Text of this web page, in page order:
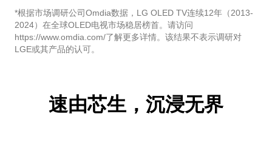
*根据市场调研公司Omdia数据，LG OLED TV连续12年（2013-
2024）在全球OLED电视市场稳居榜首。请访问
https://www.omdia.com/了解更多详情。该结果不表示调研对
LGE或其产品的认可。
速由芯生，沉浸无界